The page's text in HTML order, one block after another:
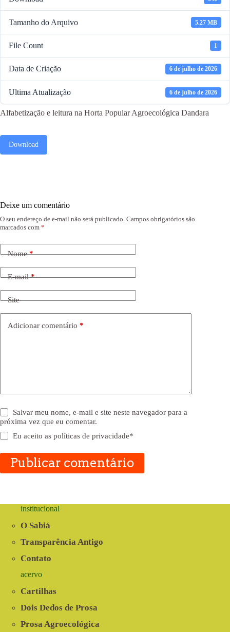
Tamanho do Arquivo 5.27 MB
File Count 1
Data de Criação 6 de julho de 2026
Ultima Atualização 6 de julho de 2026
Alfabetização e leitura na Horta Popular Agroecológica Dandara
Download
Deixe um comentário
O seu endereço de e-mail não será publicado. Campos obrigatórios são
marcados com *
Nome*
E-mail*
Site
Adicionar comentário *
Salvar meu nome, e-mail e site neste navegador para a
próxima vez que eu comentar.
Eu aceito aspolíticas de privacidade*
Publicar comentário
institucional
O Sabiá
Transparência Antigo
Contato
acervo
Cartilhas
Dois Dedos de Prosa
Prosa Agroecológica